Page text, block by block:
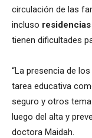
circulación de las
incluso
tienen dificultades
“La presencia de
tarea educativa
seguro y otros
luego del alta y
doctora Maidah.